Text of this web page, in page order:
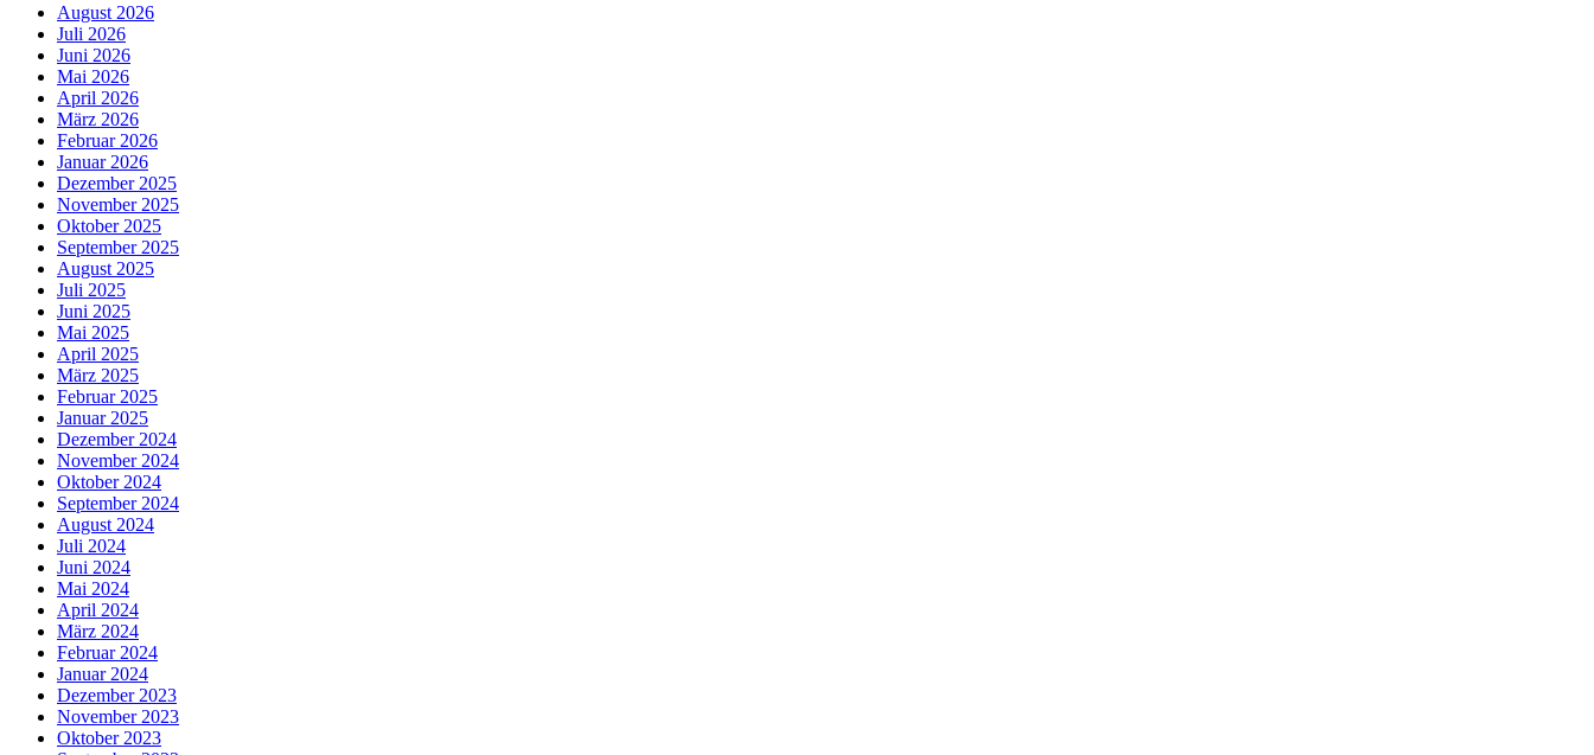
August 2026
Juli 2026
Juni 2026
Mai 2026
April 2026
März 2026
Februar 2026
Januar 2026
Dezember 2025
November 2025
Oktober 2025
September 2025
August 2025
Juli 2025
Juni 2025
Mai 2025
April 2025
März 2025
Februar 2025
Januar 2025
Dezember 2024
November 2024
Oktober 2024
September 2024
August 2024
Juli 2024
Juni 2024
Mai 2024
April 2024
März 2024
Februar 2024
Januar 2024
Dezember 2023
November 2023
Oktober 2023